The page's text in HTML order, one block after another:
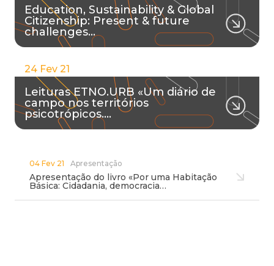
Education, Sustainability & Global
Citizenship: Present & future
challenges…
24 Fev 21
Leituras ETNO.URB «Um diário de
campo nos territórios
psicotrópicos.…
04 Fev 21 Apresentação
Apresentação do livro «Por uma Habitação
Básica: Cidadania, democracia…